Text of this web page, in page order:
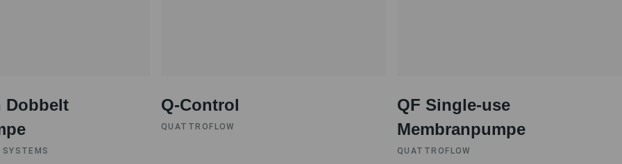
Dobbelt
Q-Control
QUATTROFLOW
QF Single-use
Membranpumpe
QUATTROFLOW